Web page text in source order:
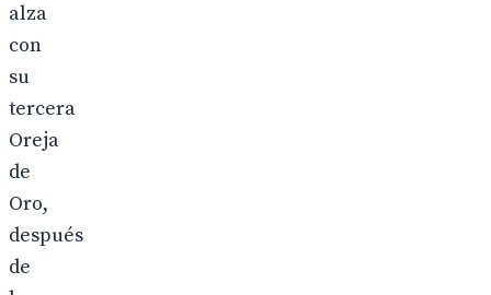
alza
con
su
tercera
Oreja
de
Oro,
después
de